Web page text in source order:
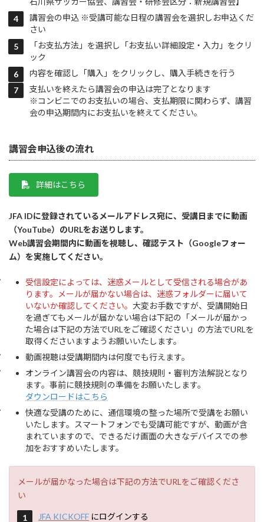
講習会の申込 ※受講可能な日程の講習会を選択しお申込くだ
さい
「お支払方法」を選択し「お支払い詳細設定・入力」をクリ
ック
内容を確認し「購入」をクリックし、購入手続きを行う
支払いを終えたら講習会の申込は完了となります
※コンビニでのお支払いの場合、支払期限に関わらず、講習
会の申込期間内にお支払いを終えてください。
講習会申込後の流れ
詳細はこちら
JFA IDに登録されているメールアドレス宛に、受講日までに動画
（YouTube）のURLをお送りします。
Web講習会期間内に動画を視聴し、確認テスト（Googleフォー
ム）を実施してください。
受信設定によっては、迷惑メールとして受信される場合があ
ります。メールが届かない場合は、迷惑フォルダーに届いて
いないか確認してください。 大変お手数ですが、受講開始日
を過ぎてもメールが届かない場合は下記の「メールが届かっ
た場合は下記の方法でURLをご確認ください」の方法でURLを
取得くださいますようお願いいたします。
動画視聴は受講期間内は何度でも行えます。
オンライン講習会の内容は、競技規則・審判方法解説となり
ます。事前に競技規則の準備をお願いたします。
ダウンロードはこちら
快適な受講のために、通信環境の整った場所で受講をお願い
いたします。スマートフォンでも受講可能ですが、動画が含
まれていますので、できるだけ画面の大きなデバイスでの参
加をおすすめいたします。
メールが届かなった場合は下記の方法でURLをご確認くださ
い
JFA KICKOFF にログインする